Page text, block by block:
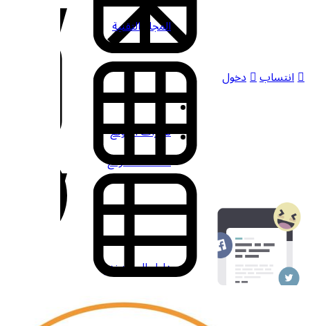
شارات الموقع
دليل المستخدم
المجلة التقنية
مقالات الموقع
دخول